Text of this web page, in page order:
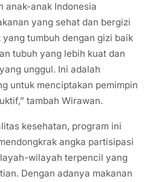
anak-anak Indonesia
yang sehat dan bergizi
yang tumbuh dengan gizi baik
tubuh yang lebih kuat dan
unggul. Ini adalah
untuk menciptakan pemimpin
tambah Wirawan.
kesehatan, program ini
angka partisipasi
wilayah terpencil yang
Dengan adanya makanan